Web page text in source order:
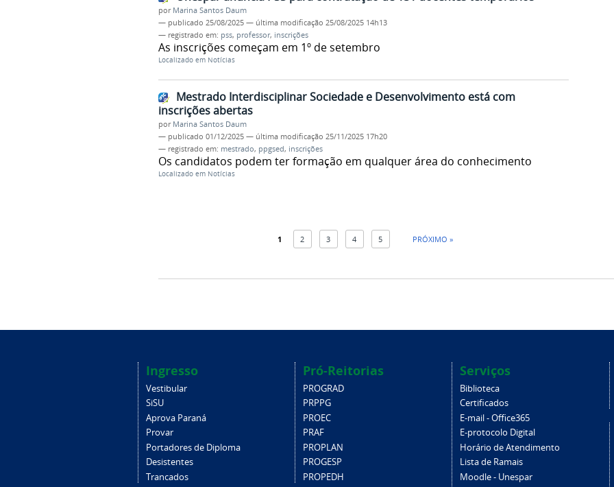
por Marina Santos Daum
— publicado 25/08/2025 — última modificação 25/08/2025 14h13
— registrado em: pss, professor, inscrições
As inscrições começam em 1º de setembro
Localizado em Notícias
Mestrado Interdisciplinar Sociedade e Desenvolvimento está com
inscrições abertas
por Marina Santos Daum
— publicado 01/12/2025 — última modificação 25/11/2025 17h20
— registrado em: mestrado, ppgsed, inscrições
Os candidatos podem ter formação em qualquer área do conhecimento
Localizado em Notícias
1 2 3 4 5 PRÓXIMO »
Ingresso
Vestibular
SiSU
Aprova Paraná
Provar
Portadores de Diploma
Desistentes
Trancados
Pró-Reitorias
PROGRAD
PRPPG
PROEC
PRAF
PROPLAN
PROGESP
PROPEDH
Serviços
Biblioteca
Certificados
E-mail - Office365
E-protocolo Digital
Horário de Atendimento
Lista de Ramais
Moodle - Unespar